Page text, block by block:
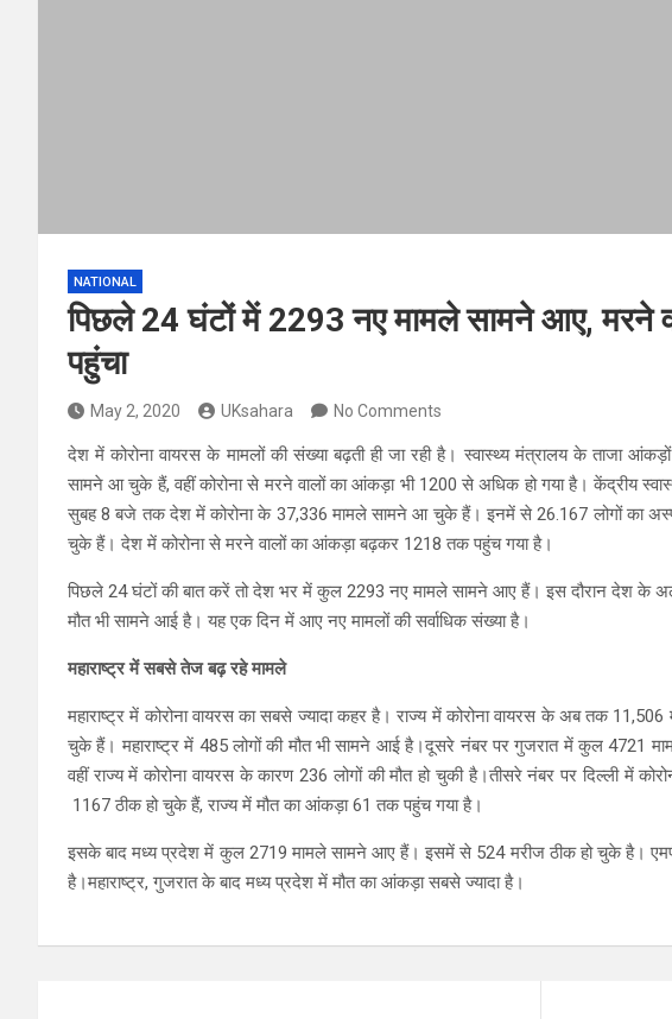
NATIONAL
पिछले 24 घंटों में 2293 नए मामले सामने आए,
पहुंचा
May 2, 2020 UKsahara No Comments
देश में कोरोना वायरस के मामलों की संख्या बढ़ती ही जा रही है। स्वास्थ्य मंत्रालय के ताजा
सामने आ चुके हैं, वहीं कोरोना से मरने वालों का आंकड़ा भी 1200 से अधिक हो गया है। केंद्रीय
सुबह 8 बजे तक देश में कोरोना के 37,336 मामले सामने आ चुके हैं। इनमें से 26.167 लोगों का
चुके हैं। देश में कोरोना से मरने वालों का आंकड़ा बढ़कर 1218 तक पहुंच गया है।
पिछले 24 घंटों की बात करें तो देश भर में कुल 2293 नए मामले सामने आए हैं। इस दौरान देश के
मौत भी सामने आई है। यह एक दिन में आए नए मामलों की सर्वाधिक संख्या है।
महाराष्ट्र में सबसे तेज बढ़ रहे मामले
महाराष्ट्र में कोरोना वायरस का सबसे ज्यादा कहर है। राज्य में कोरोना वायरस के अब तक
चुके हैं। महाराष्ट्र में 485 लोगों की मौत भी सामने आई है।दूसरे नंबर पर गुजरात में कुल 4721
वहीं राज्य में कोरोना वायरस के कारण 236 लोगों की मौत हो चुकी है।तीसरे नंबर पर दिल्ली
1167 ठीक हो चुके हैं, राज्य में मौत का आंकड़ा 61 तक पहुंच गया है।
इसके बाद मध्य प्रदेश में कुल 2719 मामले सामने आए हैं। इसमें से 524 मरीज ठीक हो चुके है। एमपी
है।महाराष्ट्र, गुजरात के बाद मध्य प्रदेश में मौत का आंकड़ा सबसे ज्यादा है।